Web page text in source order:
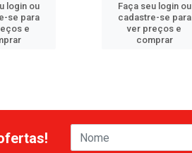
login ou
se para
e
Faça seu login ou
cadastre-se para
ver preços e
comprar